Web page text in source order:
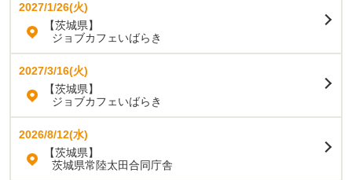
2027/1/26(火)
【茨城県】
ジョブカフェいばらき
2027/3/16(火)
【茨城県】
ジョブカフェいばらき
2026/8/12(水)
【茨城県】
茨城県常陸太田合同庁舎